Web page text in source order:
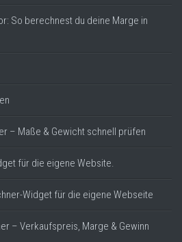
So berechnest du deine Marge in
– Maße & Gewicht schnell prüfen
für die eigene Website.
Widget für die eigene Webseite
– Verkaufspreis, Marge & Gewinn